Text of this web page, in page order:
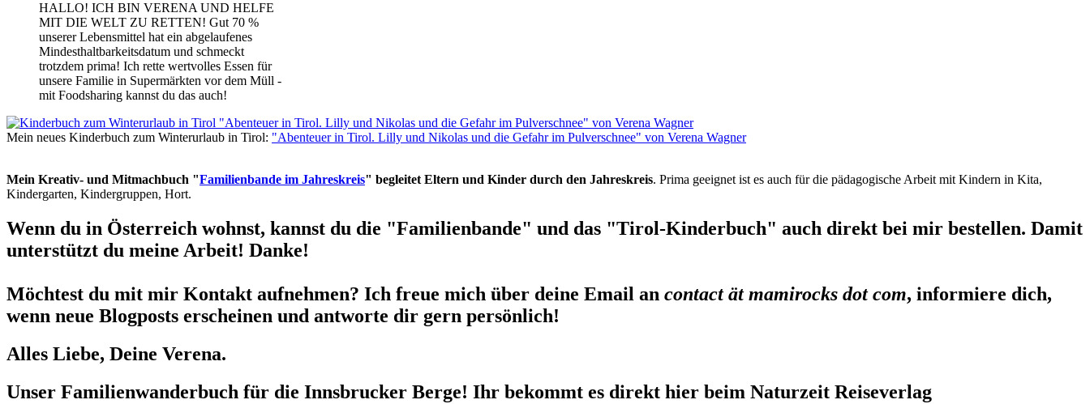
HALLO! ICH BIN VERENA UND HELFE
MIT DIE WELT ZU RETTEN! Gut 70 %
unserer Lebensmittel hat ein abgelaufenes
Mindesthaltbarkeitsdatum und schmeckt
trotzdem prima! Ich rette wertvolles Essen für
unsere Familie in Supermärkten vor dem Müll -
mit Foodsharing kannst du das auch!
Mein neues Kinderbuch zum Winterurlaub in Tirol: "Abenteuer in Tirol. Lilly und Nikolas und die Gefahr im Pulverschnee" von Verena Wagner
Mein Kreativ- und Mitmachbuch "Familienbande im Jahreskreis" begleitet Eltern und Kinder durch den Jahreskreis. Prima geeignet ist es auch für die pädagogische Arbeit mit Kindern in Kita,
Kindergarten, Kindergruppen, Hort.
Wenn du in Österreich wohnst, kannst du die "Familienbande" und das "Tirol-Kinderbuch" auch direkt bei mir bestellen. Damit
unterstützt du meine Arbeit! Danke!
Möchtest du mit mir Kontakt aufnehmen? Ich freue mich über deine Email an contact ät mamirocks dot com, informiere dich,
wenn neue Blogposts erscheinen und antworte dir gern persönlich!
Alles Liebe, Deine Verena.
Unser Familienwanderbuch für die Innsbrucker Berge! Ihr bekommt es direkt hier beim Naturzeit Reiseverlag